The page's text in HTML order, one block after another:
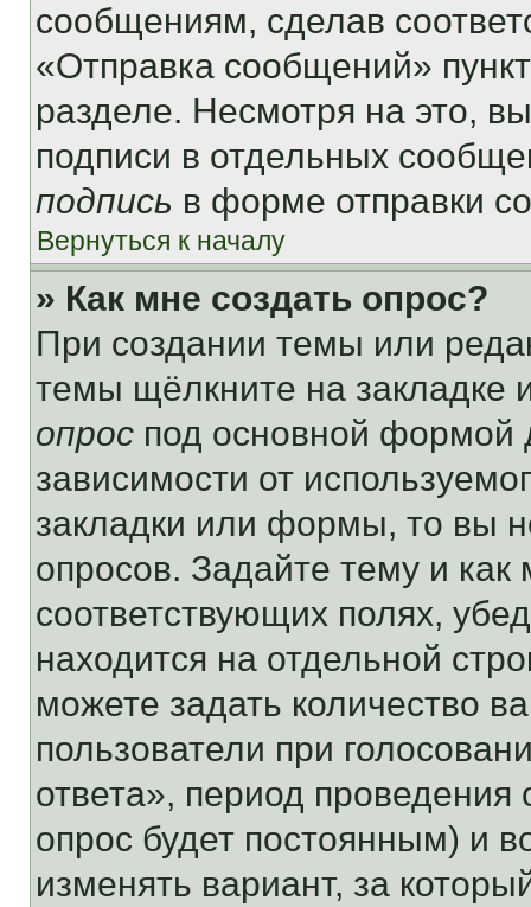
сообщениям, сделав
«Отправка сообщений»
разделе. Несмотря на это,
подписи в отдельных
подпись в форме отправки
Вернуться к началу
» Как мне создать опрос?
При создании темы или
темы щёлкните на
опрос под основной формой
зависимости от
закладки или формы, то вы
опросов. Задайте тему и
соответствующих полях,
находится на отдельной
можете задать количество
пользователи при
ответа», период проведения
опрос будет постоянным) и
изменять вариант, за